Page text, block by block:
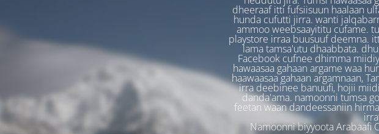
dheeraaf itti fufsiisuun haalaan
hunda cufutti jirra. wanti
ammoo weebsaayititu cufame.
playstore irraa buusuuf deemna.
lama tamsa'utu dhaabbata.
Facebook cufnee dhimma
hawaasaa gahaan argame waa
haawaasaa gahaan argamnaan,
irra deebinee banuufi, hojii
danda'ama. namoonni tumsa
feetan waan dandeessaniin
Namoonni biyyoota Arabaafi